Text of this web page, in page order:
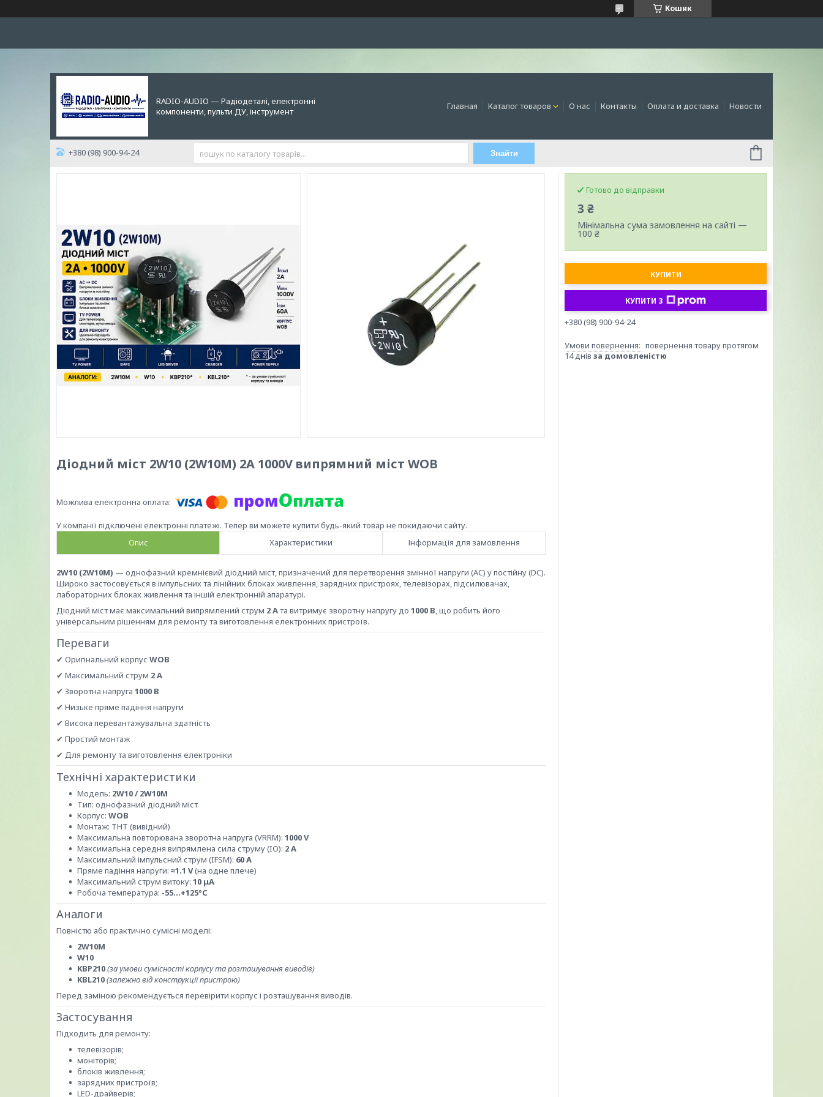
Кошик
RADIO-AUDIO — Радіодеталі, електронні
компоненти, пульти ДУ, інструмент
Главная Каталог товаров О нас Контакты Оплата и доставка Новости
+380 (98) 900-94-24 Знайти
Діодний міст 2W10 (2W10M) 2A 1000V випрямний міст WOB
У компанії підключені електронні платежі. Тепер ви можете купити будь-який товар не покидаючи сайту.
Опис
Характеристики Інформація для замовлення
2W10 (2W10M) — однофазний кремнієвий діодний міст, призначений для перетворення змінної напруги (AC) у постійну (DC).
Широко застосовується в імпульсних та лінійних блоках живлення, зарядних пристроях, телевізорах, підсилювачах,
лабораторних блоках живлення та іншій електронній апаратурі.
Діодний міст має максимальний випрямлений струм 2 Ата витримує зворотну напругу до 1000 В, що робить його
універсальним рішенням для ремонту та виготовлення електронних пристроїв.
Переваги
✔ Оригінальний корпус WOB
✔ Максимальний струм 2 А
✔ Зворотна напруга 1000 В
✔ Низьке пряме падіння напруги
✔ Висока перевантажувальна здатність
✔ Простий монтаж
✔ Для ремонту та виготовлення електроніки
Технічні характеристики
Модель: 2W10 / 2W10M
Тип: однофазний діодний міст
Корпус: WOB
Монтаж: THT (вивідний)
Максимальна повторювана зворотна напруга (VRRM): 1000 V
Максимальна середня випрямлена сила струму (IO): 2 A
Максимальний імпульсний струм (IFSM): 60 A
Пряме падіння напруги: ≈1.1 V(на одне плече)
Максимальний струм витоку: 10 μA
Робоча температура: -55...+125°C
Аналоги
Повністю або практично сумісні моделі:
2W10M
W10
KBP210(за умови сумісності корпусу та розташування виводів)
KBL210(залежно від конструкції пристрою)
Перед заміною рекомендується перевірити корпус і розташування виводів.
Застосування
Підходить для ремонту:
телевізорів;
моніторів;
блоків живлення;
зарядних пристроїв;
LED-драйверів;
Готово до відправки
3 ₴
Мінімальна сума замовлення на сайті —
100 ₴
КУПИТИ
КУПИТИ З
+380 (98) 900-94-24
повернення товару протягом
14 днів за домовленістю